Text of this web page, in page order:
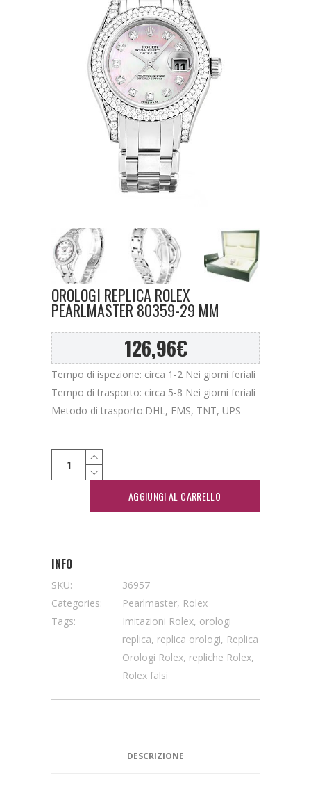
OROLOGI REPLICA ROLEX
PEARLMASTER 80359-29 MM
126,96€
Tempo di ispezione: circa 1-2 Nei giorni feriali
Tempo di trasporto: circa 5-8 Nei giorni feriali
Metodo di trasporto:DHL, EMS, TNT, UPS
AGGIUNGI AL CARRELLO
INFO
SKU:
36957
Categories:
Pearlmaster, Rolex
Tags:
Imitazioni Rolex, orologi
replica, replica orologi, Replica
Orologi Rolex, repliche Rolex,
Rolex falsi
DESCRIZIONE